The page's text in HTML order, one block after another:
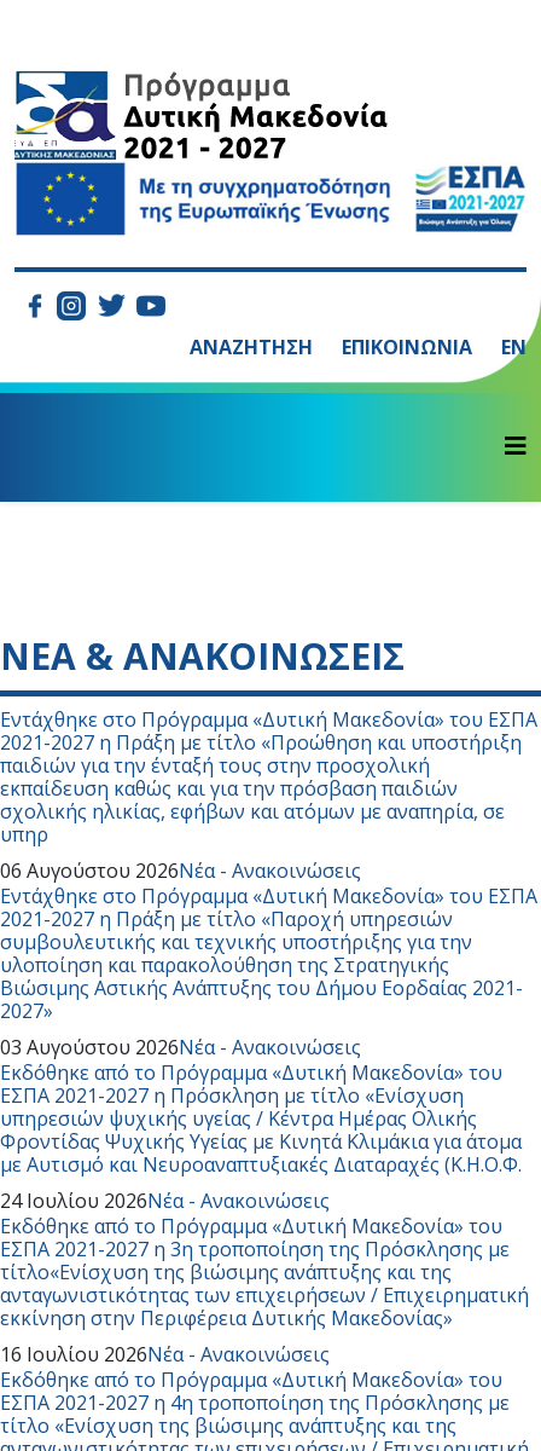
ΑΝΑΖΗΤΗΣΗ ΕΠΙΚΟΙΝΩΝΙΑ EN
ΝΕΑ & ΑΝΑΚΟΙΝΩΣΕΙΣ
Εντάχθηκε στο Πρόγραμμα «Δυτική Μακεδονία» του ΕΣΠΑ
2021-2027 η Πράξη με τίτλο «Προώθηση και υποστήριξη
παιδιών για την ένταξή τους στην προσχολική
εκπαίδευση καθώς και για την πρόσβαση παιδιών
σχολικής ηλικίας, εφήβων και ατόμων με αναπηρία, σε
υπηρ
06 Αυγούστου 2026Νέα - Ανακοινώσεις
Εντάχθηκε στο Πρόγραμμα «Δυτική Μακεδονία» του ΕΣΠΑ
2021-2027 η Πράξη με τίτλο «Παροχή υπηρεσιών
συμβουλευτικής και τεχνικής υποστήριξης για την
υλοποίηση και παρακολούθηση της Στρατηγικής
Βιώσιμης Αστικής Ανάπτυξης του Δήμου Εορδαίας 2021-
2027»
03 Αυγούστου 2026Νέα - Ανακοινώσεις
Εκδόθηκε από το Πρόγραμμα «Δυτική Μακεδονία» του
ΕΣΠΑ 2021-2027 η Πρόσκληση με τίτλο «Ενίσχυση
υπηρεσιών ψυχικής υγείας / Κέντρα Ημέρας Ολικής
Φροντίδας Ψυχικής Υγείας με Κινητά Κλιμάκια για άτομα
με Αυτισμό και Νευροαναπτυξιακές Διαταραχές (Κ.Η.Ο.Φ.
24 Ιουλίου 2026Νέα - Ανακοινώσεις
Εκδόθηκε από το Πρόγραμμα «Δυτική Μακεδονία» του
ΕΣΠΑ 2021-2027 η 3η τροποποίηση της Πρόσκλησης με
τίτλο«Ενίσχυση της βιώσιμης ανάπτυξης και της
ανταγωνιστικότητας των επιχειρήσεων / Επιχειρηματική
εκκίνηση στην Περιφέρεια Δυτικής Μακεδονίας»
16 Ιουλίου 2026Νέα - Ανακοινώσεις
Εκδόθηκε από το Πρόγραμμα «Δυτική Μακεδονία» του
ΕΣΠΑ 2021-2027 η 4η τροποποίηση της Πρόσκλησης με
τίτλο «Ενίσχυση της βιώσιμης ανάπτυξης και της